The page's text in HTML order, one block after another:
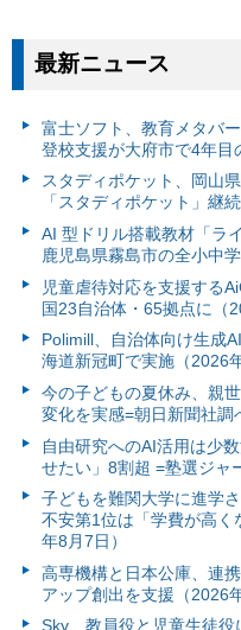
最新ニュース
富⼠ソフト、教育メタバ
登校支援が大府市で4年目
スタディポケット、岡山
「スタディポケット」継
AI 型ドリル搭載教材「ラ
鹿児島県霧島市の全小中
児童虐待対応を支援する
国23自治体・65拠点に（
Polimill、自治体向け生成
海道新冠町で実施（2026
今の子どもの夏休み、親
変化を実感=朝日新聞社調
自由研究へのAI活用は少
せたい」8割超 =塾選ジャ
子どもを難関大学に進学
不安第1位は「学費が高く
年8月7日）
高専機構と日本公庫、連
アップ創出を支援（2026
Sky、教員役と児童生徒